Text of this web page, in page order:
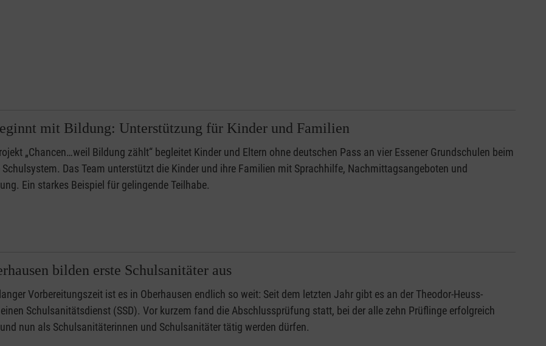
mit Bildung: Unterstützung für Kinder und Familien
„Chancen…weil Bildung zählt“ begleitet Kinder und Eltern ohne deutschen Pass an vier Essener Grundschulen beim
Das Team unterstützt die Kinder und ihre Familien mit Sprachhilfe, Nachmittagsangeboten und
Ein starkes Beispiel für gelingende Teilhabe.
bilden erste Schulsanitäter aus
Vorbereitungszeit ist es in Oberhausen endlich so weit: Seit dem letzten Jahr gibt es an der Theodor-Heuss-
Schulsanitätsdienst (SSD). Vor kurzem fand die Abschlussprüfung statt, bei der alle zehn Prüflinge erfolgreich
nun als Schulsanitäterinnen und Schulsanitäter tätig werden dürfen.